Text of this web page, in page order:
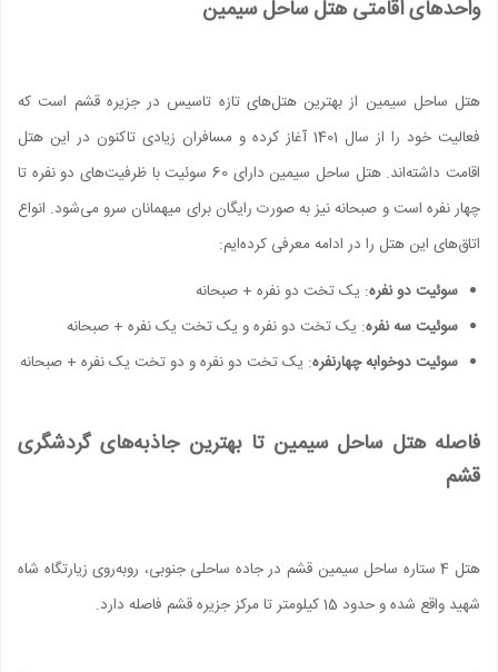
واحدهای اقامتی هتل ساحل سیمین
هتل ساحل سیمین از بهترین هتل‌های تازه تاسیس در جزیره قشم است که
فعالیت خود را از سال 1401 آغاز کرده و مسافران زیادی تاکنون در این هتل
اقامت داشته‌اند. هتل ساحل سیمین دارای 60 سوئیت با ظرفیت‌های دو نفره تا
چهار نفره است و صبحانه نیز به صورت رایگان برای میهمانان سرو می‌شود. انواع
اتاق‌های این هتل را در ادامه معرفی کرده‌ایم:
سوئیت دو نفره: یک تخت دو نفره + صبحانه
سوئیت سه نفره: یک تخت دو نفره و یک تخت یک نفره + صبحانه
سوئیت دوخوابه چهارنفره: یک تخت دو نفره و دو تخت یک نفره + صبحانه
فاصله هتل ساحل سیمین تا بهترین جاذبه‌های گردشگری
قشم
هتل 4 ستاره ساحل سیمین قشم در جاده ساحلی جنوبی، روبه‌روی زیارتگاه شاه
شهید واقع شده و حدود 15 کیلومتر تا مرکز جزیره قشم فاصله دارد.